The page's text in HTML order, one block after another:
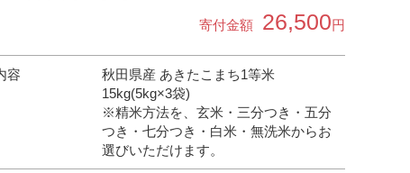
寄付金額 26,500円
容
秋田県産 あきたこまち1等米
15kg(5kg×3袋)
※精米方法を、玄米・三分つき・五分
つき・七分つき・白米・無洗米からお
選びいただけます。